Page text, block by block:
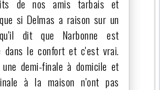
de nos amis tarbais et
si Delmas a raison sur un
dit que Narbonne est
dans le confort et c'est vrai.
demi-finale à domicile et
à la maison n'ont pas